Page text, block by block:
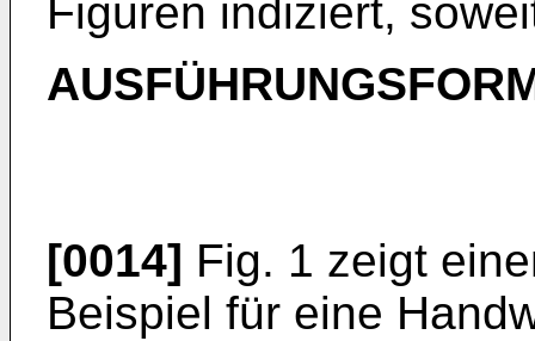
Figuren indiziert,
[0014] Fig. 1 zeigt
Beispiel für eine